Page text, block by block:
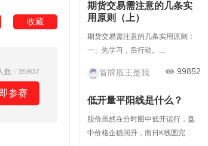
收藏
数：35807
参赛
期货交易需注意的几条实
用原则（上）
期货交易需注意的几条实用原则：
一、先学习，后行动。...
冒牌股王是我 99852
低开量平阳线是什么？
股价虽然在分时图中低开运行，盘
中价格企稳回升，而日K线图完...